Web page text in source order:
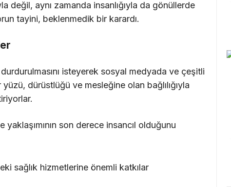
değil, aynı zamanda insanlığıyla da gönüllerde
tayini, beklenmedik bir karardı.
isteyerek sosyal medyada ve çeşitli
dürüstlüğü ve mesleğine olan bağlılığıyla
son derece insancıl olduğunu
sağlık hizmetlerine önemli katkılar